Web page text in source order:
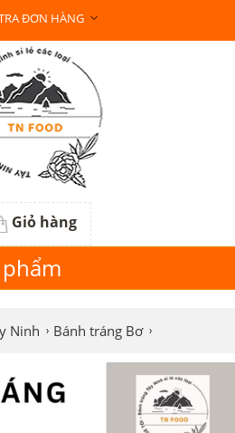
ĐƠN HÀNG
Giỏ hàng
Ninh Bánh tráng Bơ